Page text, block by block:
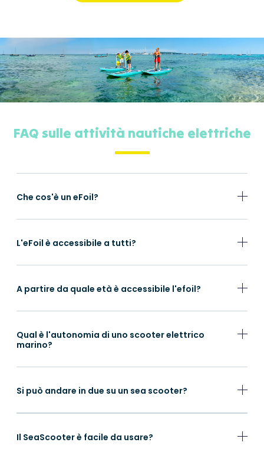
FAQ sulle attività nautiche elettriche
Che cos'è un eFoil?
L'eFoil è accessibile a tutti?
A partire da quale età è accessibile l'efoil?
Qual è l'autonomia di uno scooter elettrico
marino?
Si può andare in due su un sea scooter?
Il SeaScooter è facile da usare?